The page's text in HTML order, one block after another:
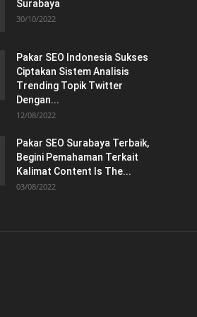
Surabaya
30/10/2022
Pakar SEO Indonesia Sukses
Ciptakan Sistem Analisis
Trending Topik Twitter
Dengan...
12/08/2022
Pakar SEO Surabaya Terbaik,
Begini Pemahaman Terkait
Kalimat Content Is The...
03/08/2022